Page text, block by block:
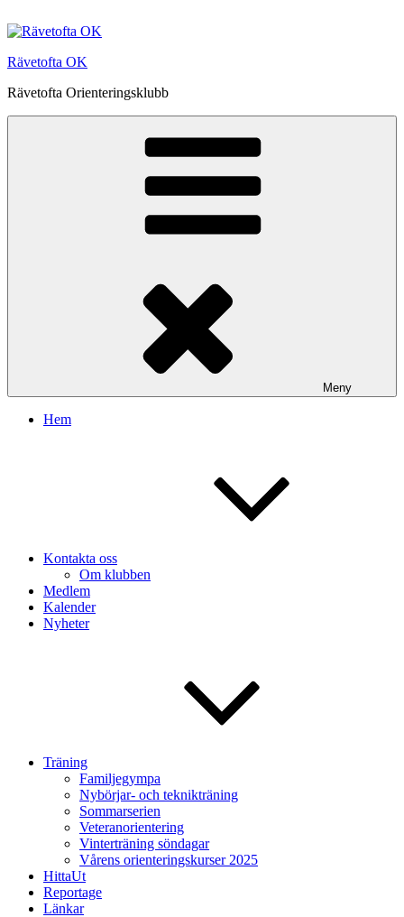
till
Rävetofta OK
Rävetofta Orienteringsklubb
Meny
Hem
Kontakta oss
Om klubben
Medlem
Kalender
Nyheter
Träning
Familjegympa
Nybörjar- och teknikträning
Sommarserien
Veteranorientering
Vinterträning söndagar
Vårens orienteringskurser 2025
HittaUt
Reportage
Länkar